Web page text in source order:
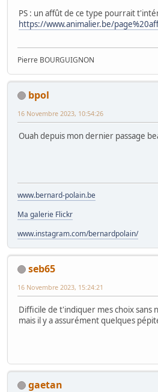
PS : un affût de ce type pourrait
https://www.animalier.be/
Pierre BOURGUIGNON
bpol
16 Novembre 2023, 10:54:26
Ouah depuis mon dernier passage
www.bernard-polain.be
Ma galerie Flickr
www.instagram.com/bernardpolain/
seb65
16 Novembre 2023, 15:24:21
Difficile de t'indiquer mes choix sans
mais il y a assurément quelques
gaetan